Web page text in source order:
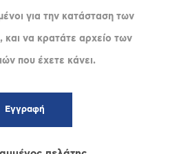
για την κατάσταση των
και να κρατάτε αρχείο των
που έχετε κάνει.